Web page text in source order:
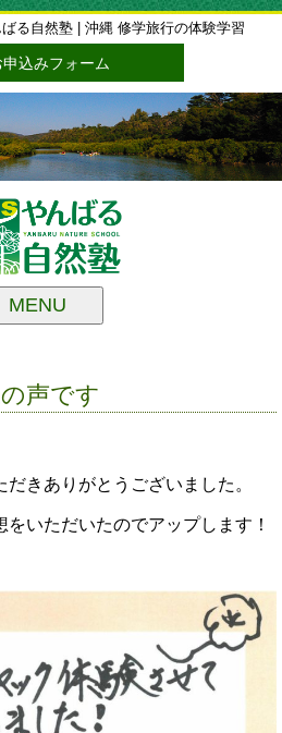
る自然塾 | 沖縄 修学旅行の体験学習
込みフォーム
MENU
声です
きありがとうございました。
いただいたのでアップします！